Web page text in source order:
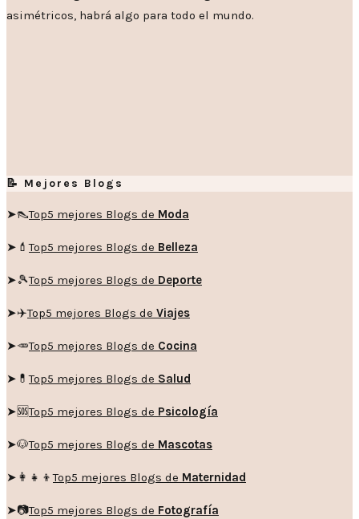
asimétricos, habrá algo para todo el mundo.
📝 Mejores Blogs
➤👠Top5 mejores Blogs de Moda
➤💄Top5 mejores Blogs de Belleza
➤🎾Top5 mejores Blogs de Deporte
➤✈️Top5 mejores Blogs de Viajes
➤🥕Top5 mejores Blogs de Cocina
➤💊Top5 mejores Blogs de Salud
➤🆘Top5 mejores Blogs de Psicología
➤🐶Top5 mejores Blogs de Mascotas
➤👩‍👧‍👦Top5 mejores Blogs de Maternidad
➤📷Top5 mejores Blogs de Fotografía